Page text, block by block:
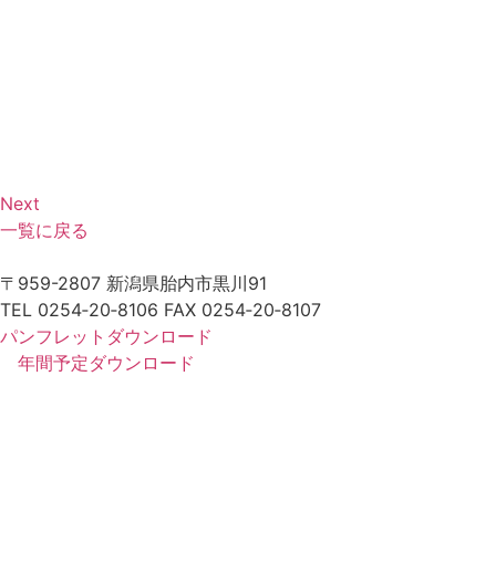
Next
一覧に戻る
〒959-2807 新潟県胎内市黒川91
TEL 0254‐20‐8106 FAX 0254‐20‐8107
パンフレットダウンロード
年間予定ダウンロード